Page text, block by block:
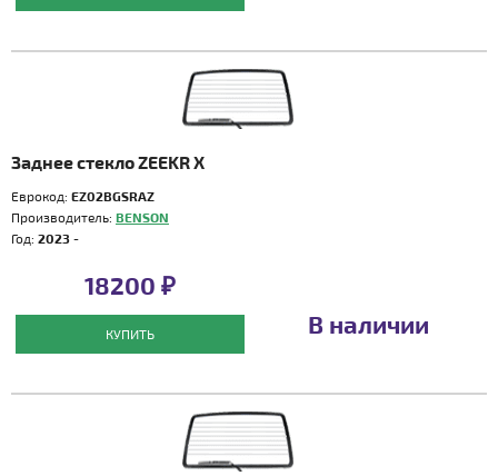
Заднее стекло ZEEKR X
Еврокод: EZ02BGSRAZ
Производитель: BENSON
Год: 2023 -
18200 ₽
КУПИТЬ В наличии